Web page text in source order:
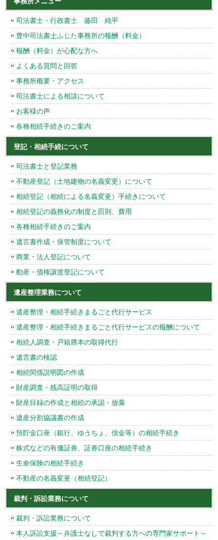
司法書士・行政書士 藤田 純平
豊中司法書士ふじた事務所の報酬（料金）
報酬（料金）が心配な方へ
よくある質問と回答
事務所概要・アクセス
司法書士による相談について
お客様の声
各種相続手続きのご案内
登記・相続手続について
司法書士と登記業務
不動産登記（土地建物の名義変更）について
相続登記（相続による名義変更）手続きについて
相続登記の義務化の制度と罰則、費用
各種相続手続きのご案内
遺言書作成・保管制度について
商業・法人登記について
動産・債権譲渡登記について
遺産整理業務について
遺産整理・相続手続きまるごと代行サービス
遺産整理・相続手続きまるごと代行サービスの報酬について
相続人調査・戸籍謄本の取得代行
遺言書の検認
相続関係説明図の作成
財産調査・残高証明の取得
財産目録の作成と相続の承認・放棄
遺産分割協議書の作成
預貯金口座（銀行、ゆうちょ、信金等）の相続手続き
株式などの有価証券、証券口座の相続手続き
生命保険の相続手続き
不動産の名義変更（相続登記）
裁判・訴訟業務について
裁判・訴訟業務について
本人訴訟支援～弁護士なしで裁判する方への専門家サポート～